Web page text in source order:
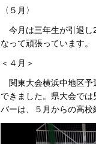
〈５月〉
今月は三年生が引退し
なって頑張っています。
＜４月＞
関東大会横浜中地区予
できました。県大会で
バーは、５月からの高校